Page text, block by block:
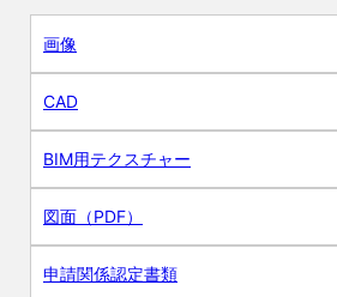
画像
CAD
BIM用テクスチャー
図面（PDF）
申請関係認定書類